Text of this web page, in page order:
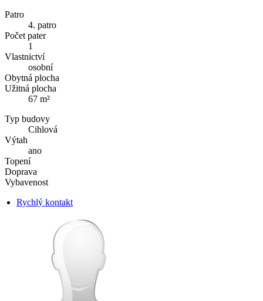
Patro
4. patro
Počet pater
1
Vlastnictví
osobní
Obytná plocha
Užitná plocha
67 m²
Typ budovy
Cihlová
Výtah
ano
Topení
Doprava
Vybavenost
Rychlý kontakt